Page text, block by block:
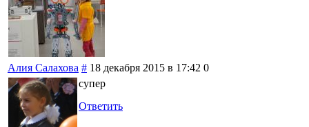
Алия Салахова # 18 декабря 2015 в 17:42 0
супер
Ответить